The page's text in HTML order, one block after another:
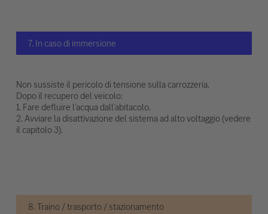
7. In caso di immersione
Non sussiste il pericolo di tensione sulla carrozzeria.
Dopo il recupero del veicolo:
1. Fare defluire l’acqua dall’abitacolo.
2. Avviare la disattivazione del sistema ad alto voltaggio (vedere
il capitolo 3).
8. Traino / trasporto / stazionamento